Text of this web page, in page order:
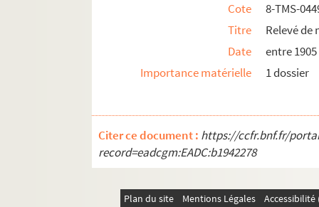
Paul Fort. L'or : chronique de France en 3
Pierre Barillet, Jean-Pierre Grédy. L'or et la
Fernand Bessier. Oraison à sainte Catherine
Lucien Népoty. L'oreille fendue : pièce en 4
Népomucène Jonquille. Orphée et son
Anicet Bourgeois, Michel Masson. Les
Eric-Emmanuel Schmitt. Oscar et la dame
Cote
8-TMS-
Titre
Relevé de
Date
entre
Importance matérielle
1 dossier
Citer ce document : https://ccfr.bnf.fr/
record=eadcgm:EADC:b1942278
Plan du site Mentions Légales